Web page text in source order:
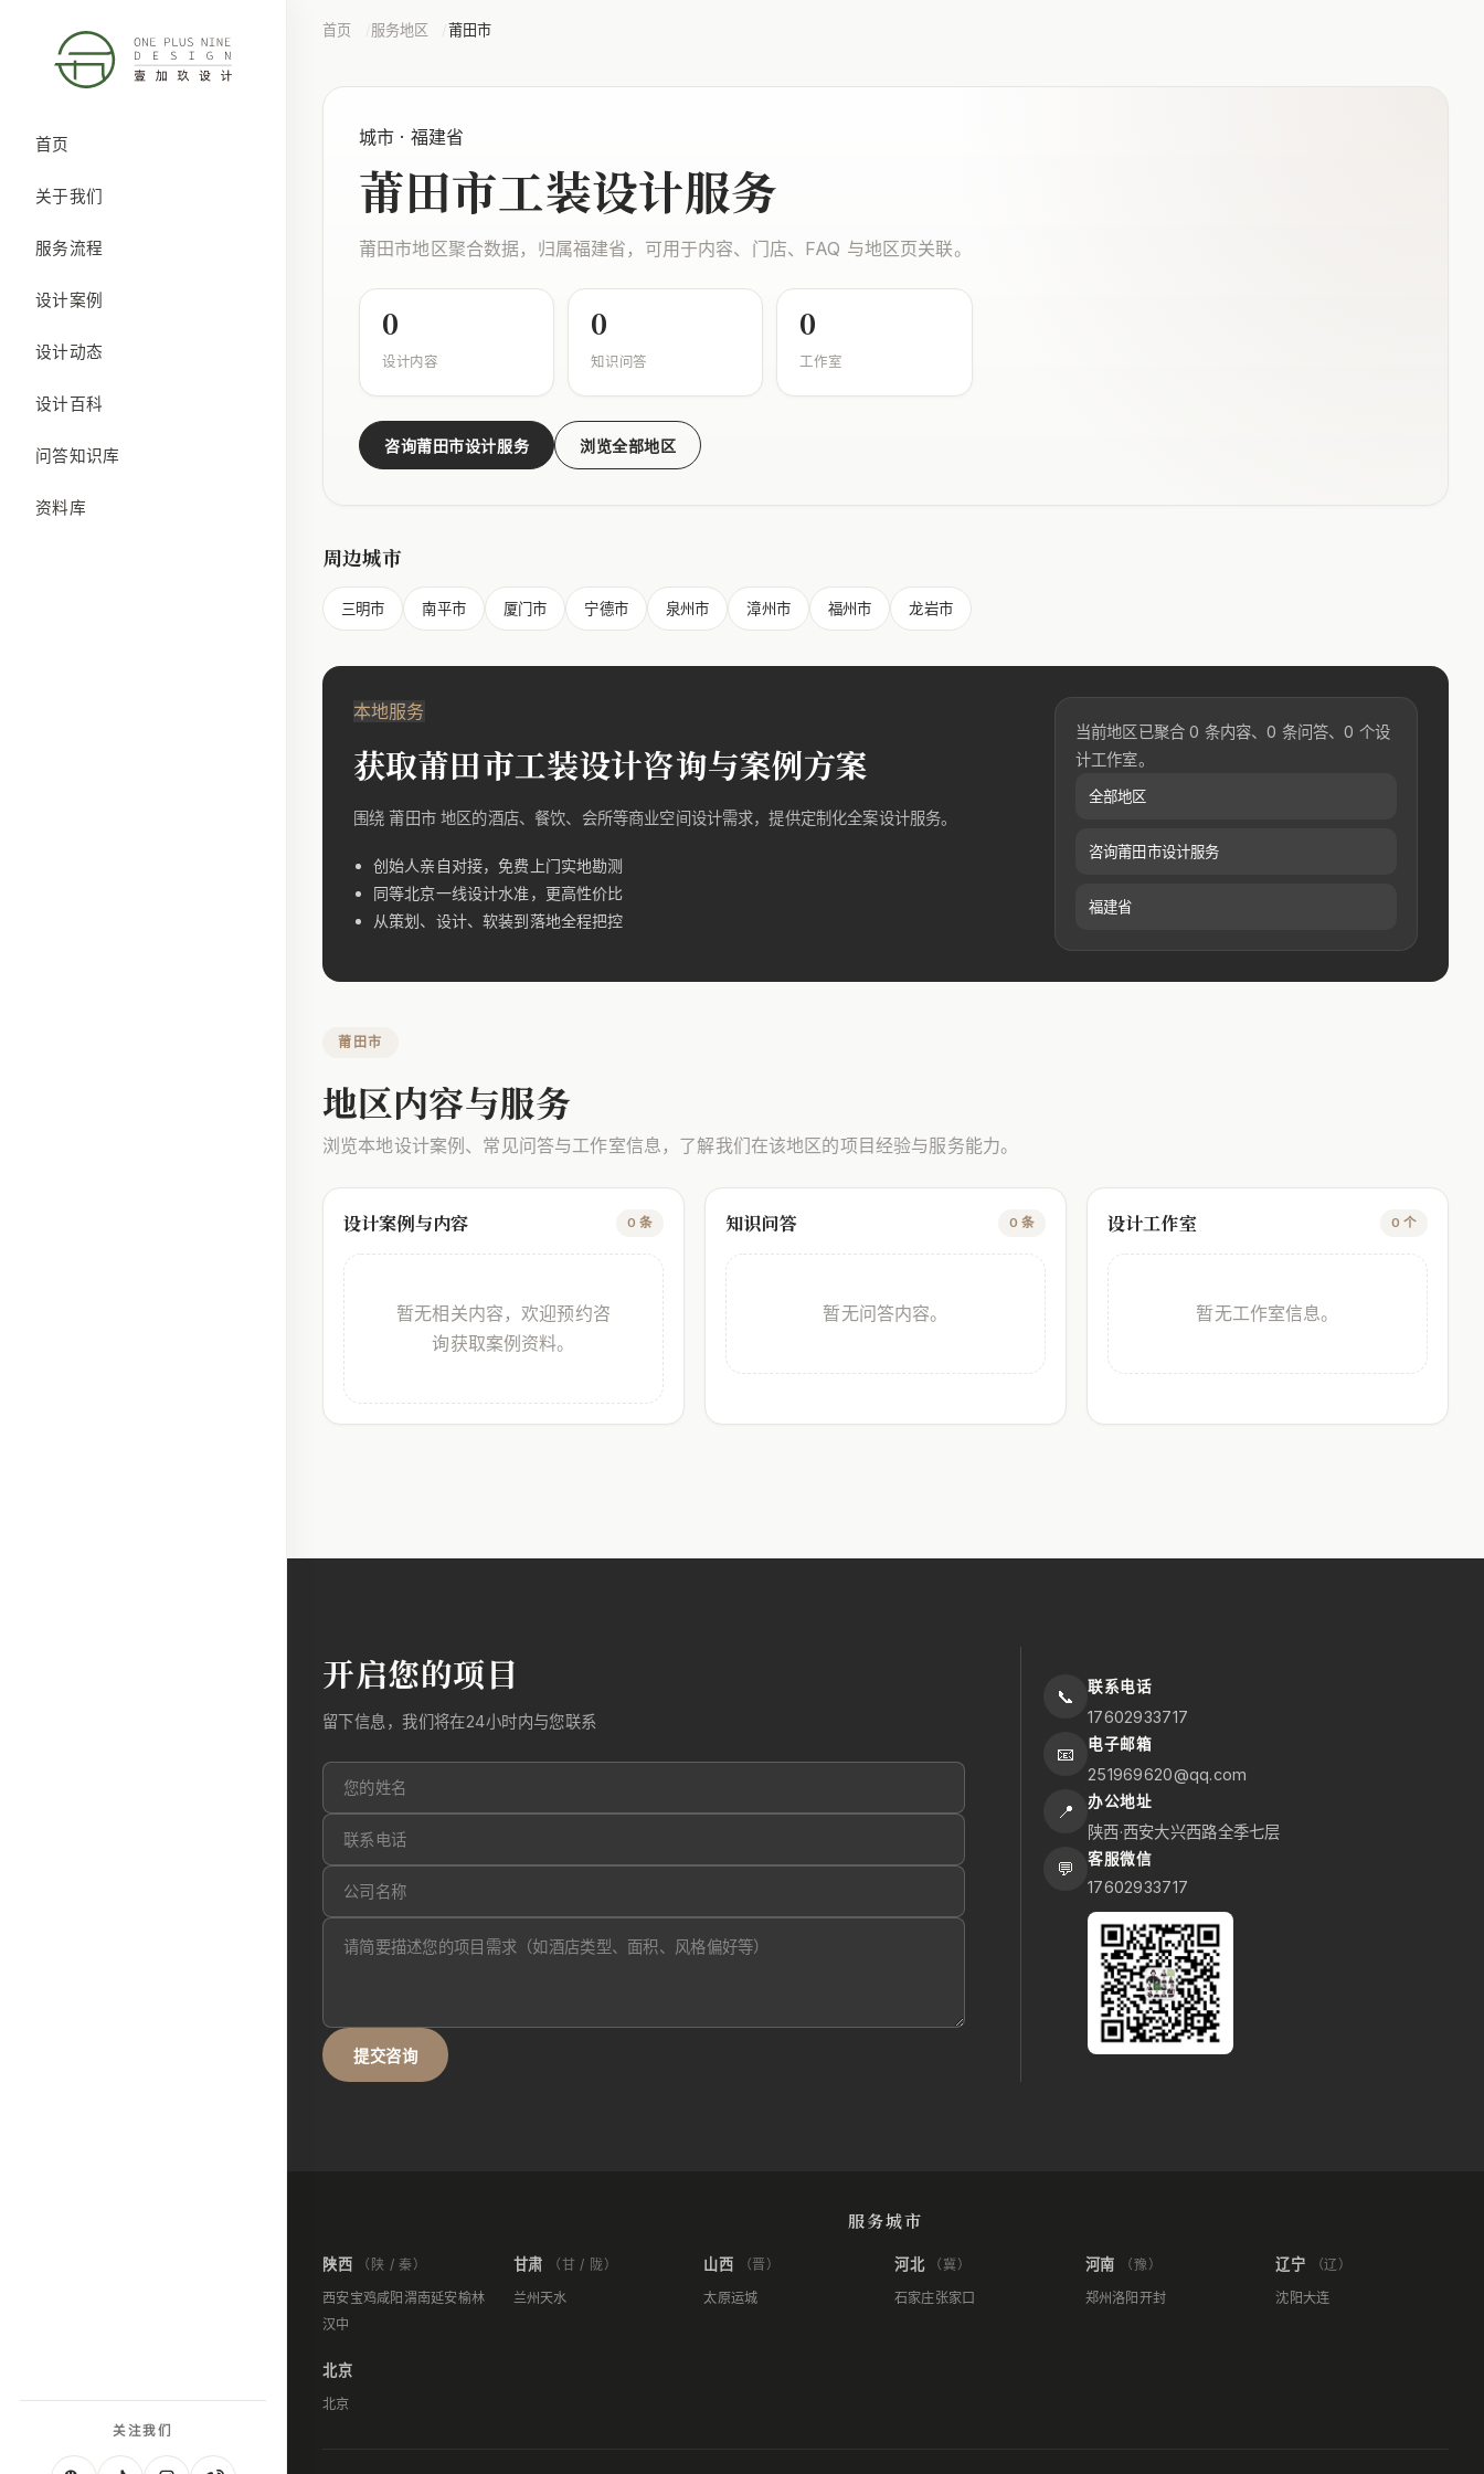
首页
关于我们
服务流程
设计案例
设计动态
设计百科
问答知识库
资料库
关注我们
首页 服务地区 莆田市
城市 · 福建省
莆田市工装设计服务
莆田市地区聚合数据，归属福建省，可用于内容、门店、FAQ 与地区页关联。
0
设计内容
0
知识问答
0
工作室
咨询莆田市设计服务 浏览全部地区
周边城市
三明市 南平市 厦门市 宁德市 泉州市 漳州市 福州市 龙岩市
本地服务
获取莆田市工装设计咨询与案例方案
围绕 莆田市 地区的酒店、餐饮、会所等商业空间设计需求，提供定制化全案设计服务。
创始人亲自对接，免费上门实地勘测
同等北京一线设计水准，更高性价比
从策划、设计、软装到落地全程把控
当前地区已聚合 0 条内容、0 条问答、0 个设
计工作室。
全部地区
咨询莆田市设计服务
福建省
莆田市
地区内容与服务
浏览本地设计案例、常见问答与工作室信息，了解我们在该地区的项目经验与服务能力。
设计案例与内容 0 条
暂无相关内容，欢迎预约咨
询获取案例资料。
知识问答 0 条
暂无问答内容。
设计工作室 0 个
暂无工作室信息。
开启您的项目
留下信息，我们将在24小时内与您联系
提交咨询
📞 联系电话
17602933717
📧 电子邮箱
251969620@qq.com
📍 办公地址
陕西·西安大兴西路全季七层
💬 客服微信
17602933717
服务城市
陕西
（陕 / 秦）
西安宝鸡咸阳 渭南延安榆林
汉中
甘肃
（甘 / 陇）
兰州 天水
山西
（晋）
太原运城
河北
（冀）
石家庄张家口
河南
（豫）
郑州 洛阳 开封
辽宁
（辽）
沈阳大连
北京
北京